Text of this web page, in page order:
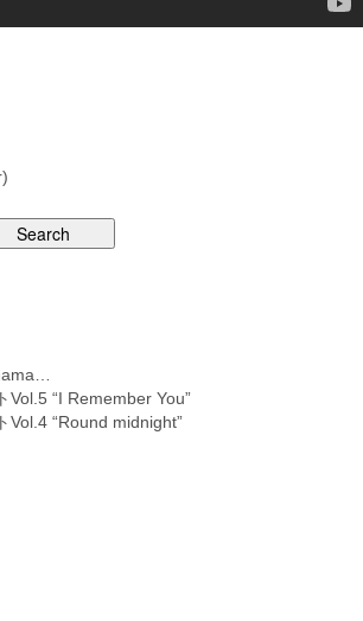
Vol.5 “I Remember You”
Vol.4 “Round midnight”